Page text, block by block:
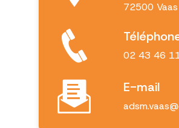
72500 Vaas
02 43 46
E-mail